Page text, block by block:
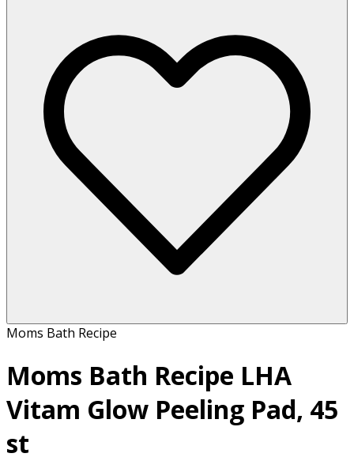
Moms Bath Recipe
Moms Bath Recipe LHA
Vitam Glow Peeling Pad, 45
st